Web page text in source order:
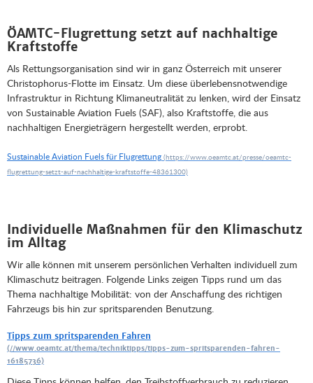
ÖAMTC-Flugrettung setzt auf nachhaltige
Kraftstoffe
Als Rettungsorganisation sind wir in ganz Österreich mit unserer
Christophorus-Flotte im Einsatz. Um diese überlebensnotwendige
Infrastruktur in Richtung Klimaneutralität zu lenken, wird der Einsatz
von Sustainable Aviation Fuels (SAF), also Kraftstoffe, die aus
nachhaltigen Energieträgern hergestellt werden, erprobt.
Sustainable Aviation Fuels für Flugrettung
Individuelle Maßnahmen für den Klimaschutz
im Alltag
Wir alle können mit unserem persönlichen Verhalten individuell zum
Klimaschutz beitragen. Folgende Links zeigen Tipps rund um das
Thema nachhaltige Mobilität: von der Anschaffung des richtigen
Fahrzeugs bis hin zur spritsparenden Benutzung.
Tipps zum spritsparenden Fahren